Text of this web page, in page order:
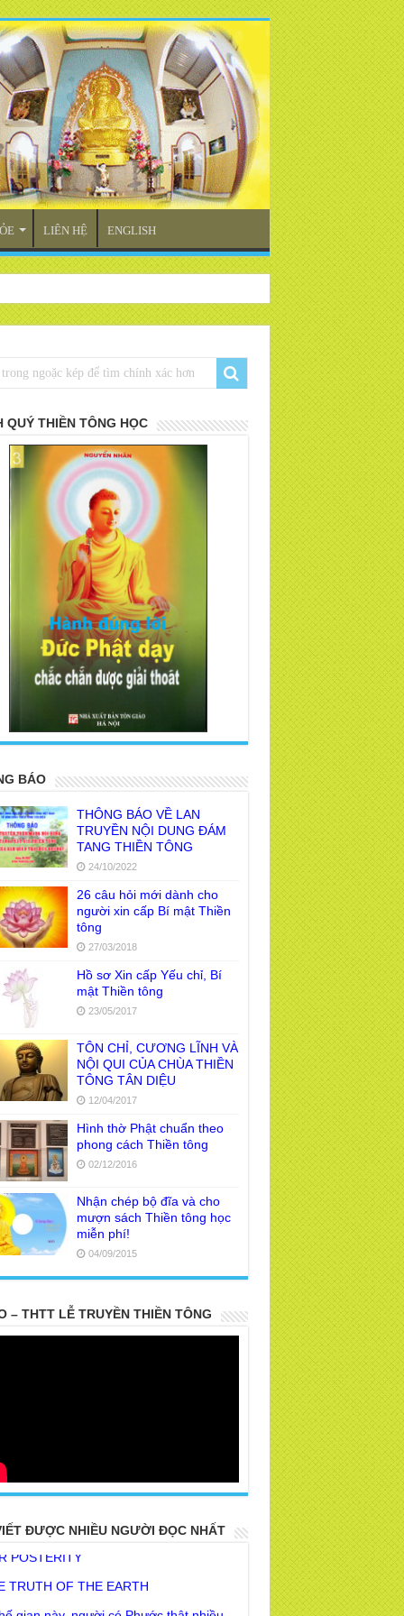
LIÊN HỆ ENGLISH
QUÝ THIỀN TÔNG HỌC
BÁO
THÔNG BÁO VỀ LAN
TRUYỀN NỘI DUNG ĐÁM
TANG THIỀN TÔNG
24/10/2022
26 câu hỏi mới dành cho
người xin cấp Bí mật Thiền
tông
27/03/2018
Hồ sơ Xin cấp Yếu chỉ, Bí
mật Thiền tông
23/05/2017
TÔN CHỈ, CƯƠNG LĨNH VÀ
NỘI QUI CỦA CHÙA THIỀN
TÔNG TÂN DIỆU
12/04/2017
Hình thờ Phật chuẩn theo
phong cách Thiền tông
02/12/2016
Nhận chép bộ đĩa và cho
mượn sách Thiền tông học
miễn phí!
04/09/2015
– THTT LỄ TRUYỀN THIỀN TÔNG
ĐƯỢC NHIỀU NGƯỜI ĐỌC NHẤT
POSTERITY
gian này, người có Phước thật nhiều
lòng mà tu tập Giải thoát được phải
?